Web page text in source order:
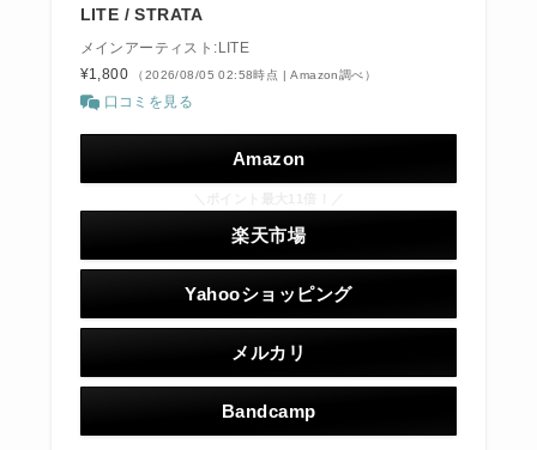
LITE / STRATA
メインアーティスト:LITE
¥1,800
（2026/08/05 02:58時点 | Amazon調べ）
口コミを見る
Amazon
楽天市場
Yahooショッピング
メルカリ
Bandcamp